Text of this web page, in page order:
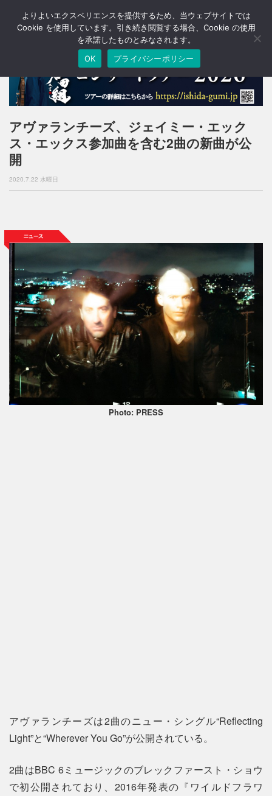
T
o
a
v
a
n
アヴァランチーズ、ジェイミー・エック
ス・エックス参加曲を含む2曲の新曲が公
開
2020.7.22 水曜日
Photo: PRESS
アヴァランチーズは2曲のニュー・シングル“Reflecting
Light”と“Wherever You Go”が公開されている。
2曲はBBC 6ミュージックのブレックファースト・ショウ
で初公開されており、2016年発表の『ワイルドフラワ
よりよいエクスペリエンスを提供するため、当ウェブサイトでは
Cookie を使用しています。引き続き閲覧する場合、Cookie の使用
を承諾したものとみなされます。
OK
プライバシーポリシー